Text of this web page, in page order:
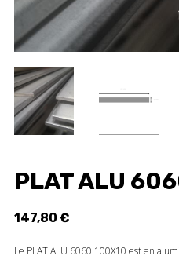
PLAT ALU
147,80 €
Le PLAT ALU 6060 100X10 est en